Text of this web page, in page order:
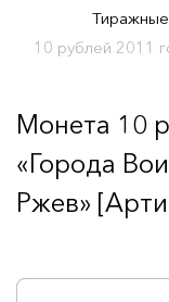
10 рублей 2011
Монета 10
«Города
Ржев»